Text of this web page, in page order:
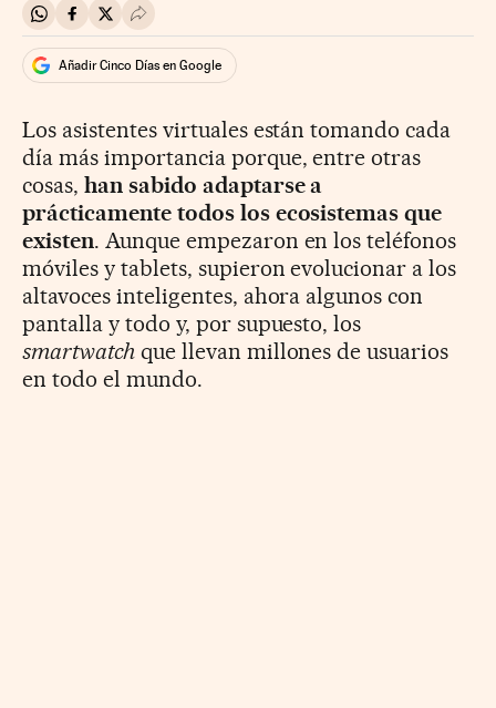
Compartir en Whatsapp
Compartir en Facebook
Compartir en Twitter
Desplegar Redes Sociales
Añadir Cinco Días en Google
Los asistentes virtuales están tomando cada
día más importancia porque, entre otras
cosas, han sabido adaptarse a
prácticamente todos los ecosistemas que
existen. Aunque empezaron en los teléfonos
móviles y tablets, supieron evolucionar a los
altavoces inteligentes, ahora algunos con
pantalla y todo y, por supuesto, los
smartwatchque llevan millones de usuarios
en todo el mundo.